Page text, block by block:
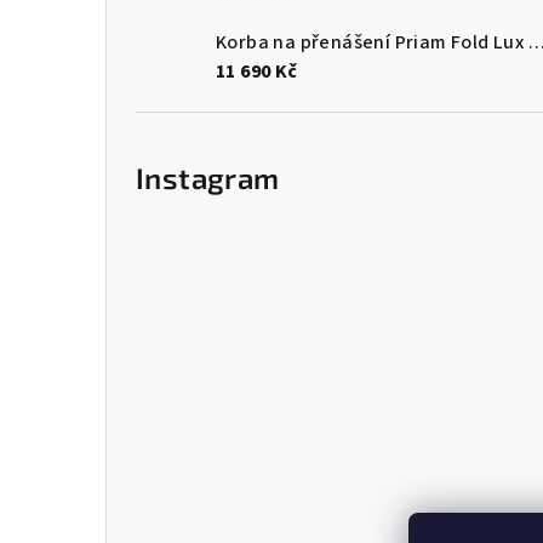
Korba na přenášení Priam Fold Lux Carry Cot – Style Collection
11 690 Kč
Instagram